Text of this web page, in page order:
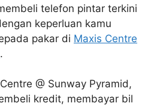
telefon pintar terkini
keperluan kamu
pakar di Maxis Centre
.
@ Sunway Pyramid,
kredit, membayar bil